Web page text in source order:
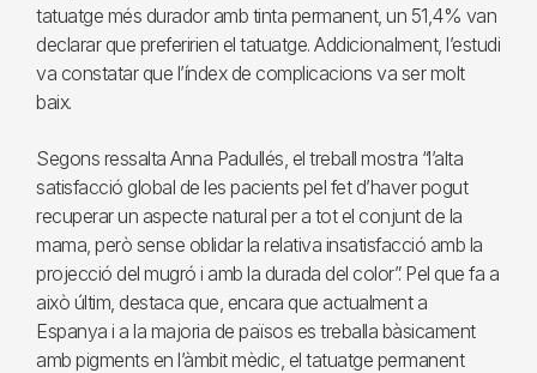
tatuatge més durador amb tinta permanent, un 51,4% van
declarar que preferirien el tatuatge. Addicionalment, l’estudi
va constatar que l’índex de complicacions va ser molt
baix.
Segons ressalta Anna Padullés, el treball mostra “l’alta
satisfacció global de les pacients pel fet d’haver pogut
recuperar un aspecte natural per a tot el conjunt de la
mama, però sense oblidar la relativa insatisfacció amb la
projecció del mugró i amb la durada del color”. Pel que fa a
això últim, destaca que, encara que actualment a
Espanya i a la majoria de països es treballa bàsicament
amb pigments en l’àmbit mèdic, el tatuatge permanent